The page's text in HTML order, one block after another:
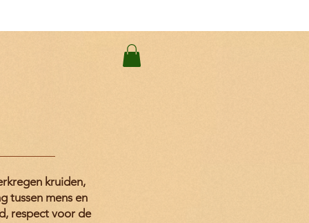
kruiden,
tussen mens en
respect voor de